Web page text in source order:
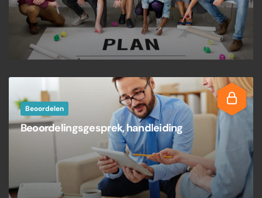
Beoordelen
Beoordelingsgesprek, handleiding